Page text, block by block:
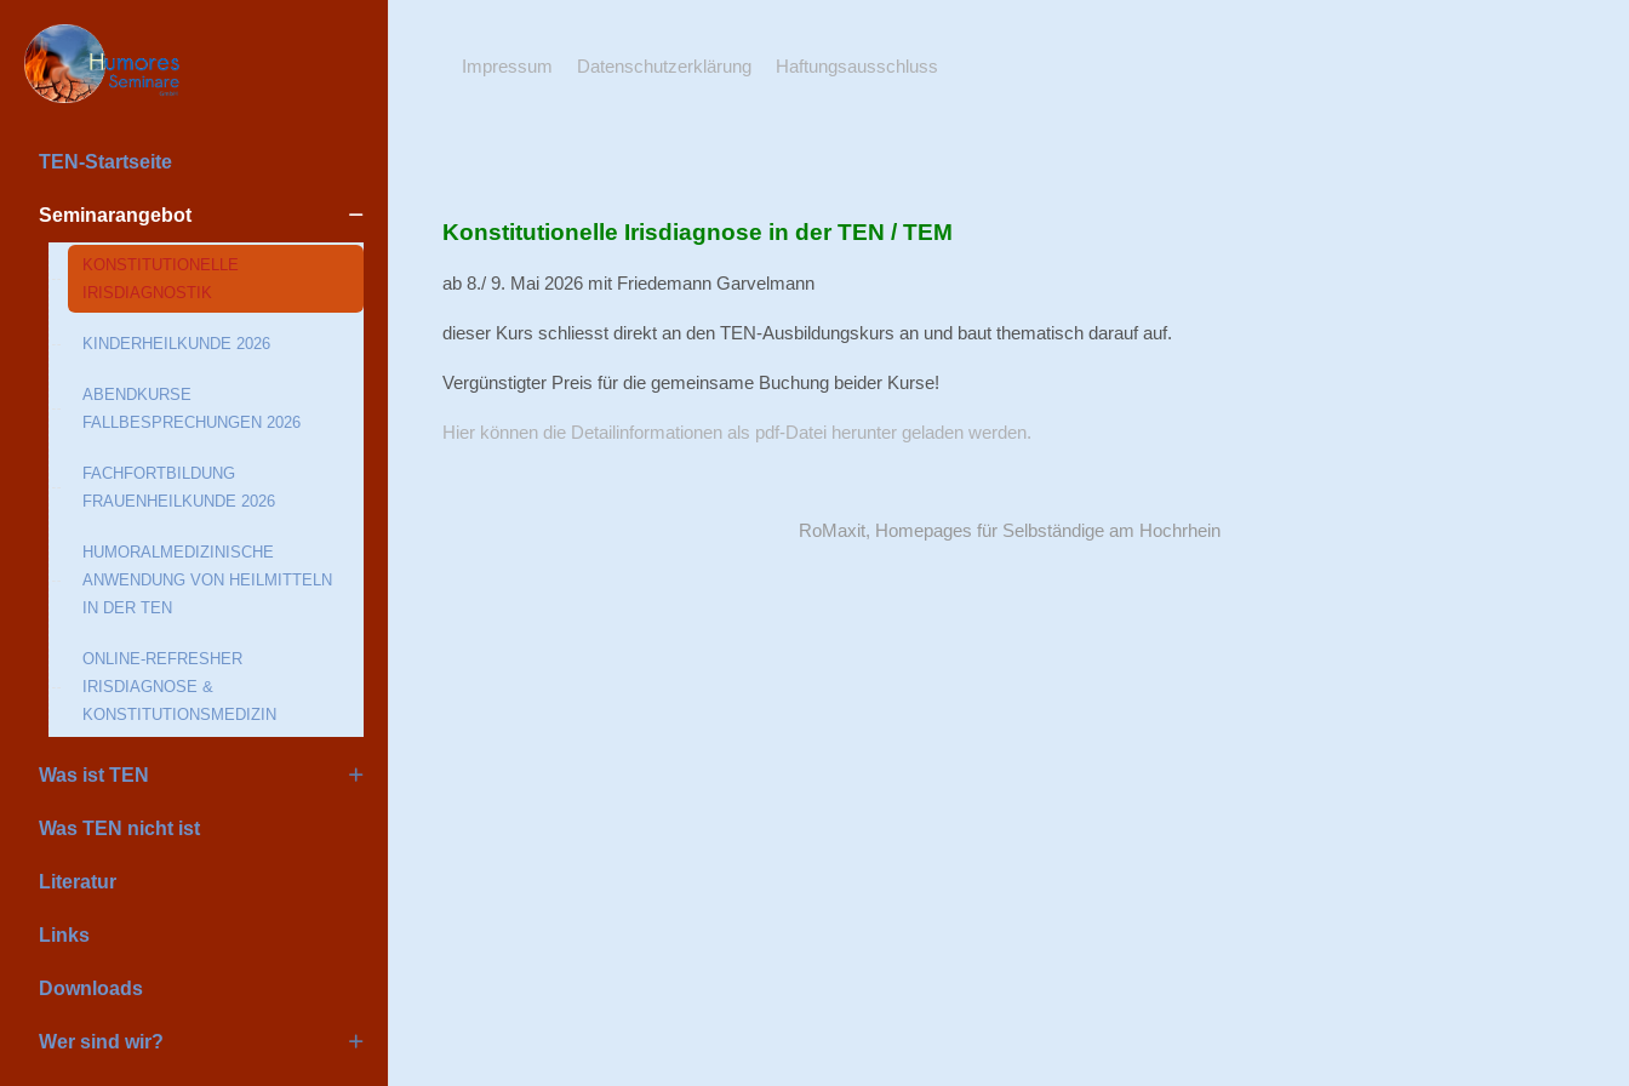
TEN-Startseite
Seminarangebot
KONSTITUTIONELLE
IRISDIAGNOSTIK
KINDERHEILKUNDE 2026
ABENDKURSE
FALLBESPRECHUNGEN 2026
FACHFORTBILDUNG
FRAUENHEILKUNDE 2026
HUMORALMEDIZINISCHE
ANWENDUNG VON HEILMITTELN
IN DER TEN
ONLINE-REFRESHER
IRISDIAGNOSE &
KONSTITUTIONSMEDIZIN
Was ist TEN
Was TEN nicht ist
Literatur
Links
Downloads
Wer sind wir?
Impressum Datenschutzerklärung Haftungsausschluss
Konstitutionelle Irisdiagnose in der TEN / TEM
ab 8./ 9. Mai 2026 mit Friedemann Garvelmann
dieser Kurs schliesst direkt an den TEN-Ausbildungskurs an und baut thematisch darauf auf.
Vergünstigter Preis für die gemeinsame Buchung beider Kurse!
Hier können die Detailinformationen als pdf-Datei herunter geladen werden.
RoMaxit, Homepages für Selbständige am Hochrhein